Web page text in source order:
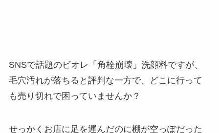
SNSで話題のビオレ「角栓崩壊」洗顔料ですが、
毛穴汚れが落ちると評判な一方で、どこに行って
も売り切れで困っていませんか？
せっかくお店に足を運んだのに棚が空っぽだった